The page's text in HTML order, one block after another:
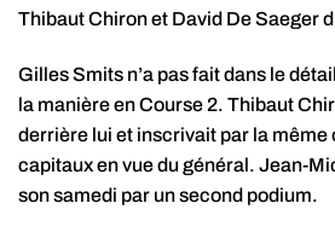
Thibaut Chiron et David De Saeger
Gilles Smits n’a pas fait dans le
la manière en Course 2. Thibaut
derrière lui et inscrivait par la même
capitaux en vue du général. Jean-
son samedi par un second podium.